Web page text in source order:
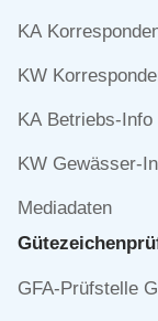
KA
KW
KA Betriebs-Info
KW Gewässer-
Mediadaten
Navigation
GFA-Prüfstelle